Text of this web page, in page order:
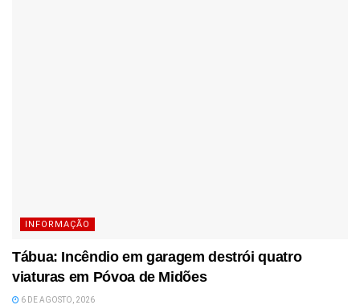
INFORMAÇÃO
Tábua: Incêndio em garagem destrói quatro
viaturas em Póvoa de Midões
6 DE AGOSTO, 2026